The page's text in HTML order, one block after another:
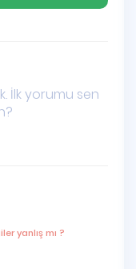
İlk yorumu sen
yanlış mı ?